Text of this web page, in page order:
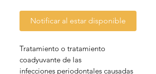
Notificar al estar disponible
Tratamiento o tratamiento
coadyuvante de las
infecciones periodontales causadas